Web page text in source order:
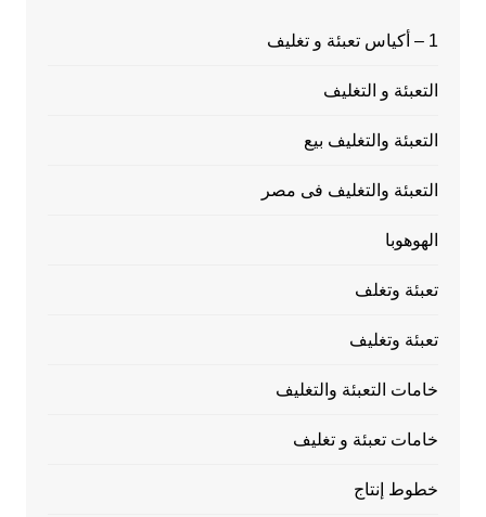
1 – أكياس تعبئة و تغليف
التعبئة و التغليف
التعبئة والتغليف بيع
التعبئة والتغليف فى مصر
الهوهوبا
تعبئة وتغلف
تعبئة وتغليف
خامات التعبئة والتغليف
خامات تعبئة و تغليف
خطوط إنتاج